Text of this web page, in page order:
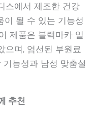
스에서 제조한 건강
이 될 수 있는 기능성
제품은 블랙마카 일
며, 엄선된 부원료
기능성과 남성 맞춤설
추천